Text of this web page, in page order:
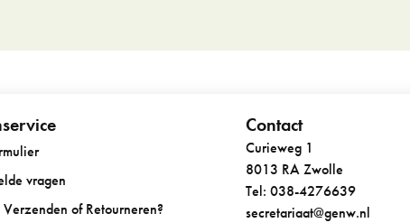
vragen
of Retourneren?
Contact
Curieweg 1
8013 RA Zwolle
Tel: 038-4276639
secretariaat@genw.nl